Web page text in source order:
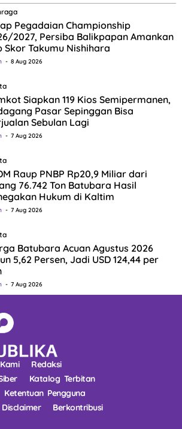
Pegadaian Championship
2027, Persiba Balikpapan Amankan
Skor Takumu Nishihara
8 Aug 2026
Siapkan 119 Kios Semipermanen,
Pasar Sepinggan Bisa
Sebulan Lagi
7 Aug 2026
Raup PNBP Rp20,9 Miliar dari
76.742 Ton Batubara Hasil
Hukum di Kaltim
7 Aug 2026
Batubara Acuan Agustus 2026
5,62 Persen, Jadi USD 124,44 per
7 Aug 2026
Redaksi
Katalog Terbitan
Ketentuan Pengguna
Disclaimer Berkontribusi